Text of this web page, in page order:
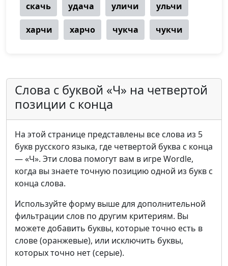
скачь удача уличи ульчи
харчи харчо чукча чукчи
Слова с буквой «Ч» на четвертой
позиции с конца
На этой странице представлены все слова из 5
букв русского языка, где четвертой буква с конца
— «Ч». Эти слова помогут вам в игре Wordle,
когда вы знаете точную позицию одной из букв с
конца слова.
Используйте форму выше для дополнительной
фильтрации слов по другим критериям. Вы
можете добавить буквы, которые точно есть в
слове (оранжевые), или исключить буквы,
которых точно нет (серые).